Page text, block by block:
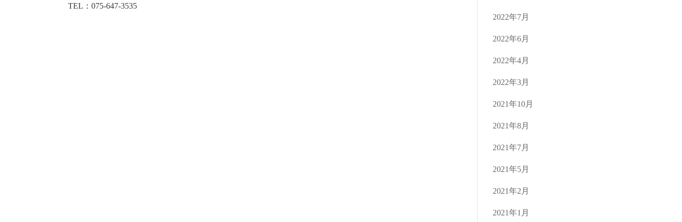
TEL：075-647-3535
2022年7月
2022年6月
2022年4月
2022年3月
2021年10月
2021年8月
2021年7月
2021年5月
2021年2月
2021年1月